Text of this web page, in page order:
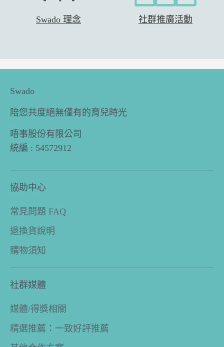
Swado 理念 社群推廣活動
Swado
陪您共度絕無僅有的育兒時光
唔事股份有限公司
統編 : 54572912
協助中心
常見問題 FAQ
退換貨說明
購物須知
社群媒體
媒體/得獎相關
精選推薦：一致好評推薦